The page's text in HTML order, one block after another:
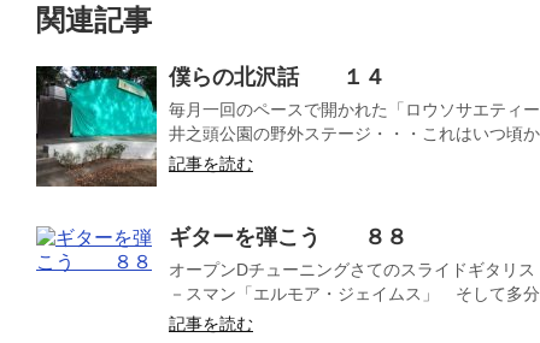
関連記事
僕らの北沢話 １４
毎月一回のペースで開かれた「ロウソサエテ
井之頭公園の野外ステージ・・・これはいつ頃
記事を読む
ギターを弾こう ８８
オープンDチューニングさてのスライドギタリ
－スマン「エルモア・ジェイムス」 そして多
記事を読む